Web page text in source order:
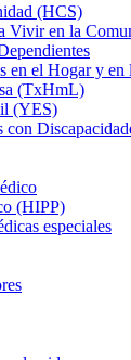
(HCS)
Vivir en la
en el Hogar y
(TxHmL)
(YES)
con
(HIPP)
especiales